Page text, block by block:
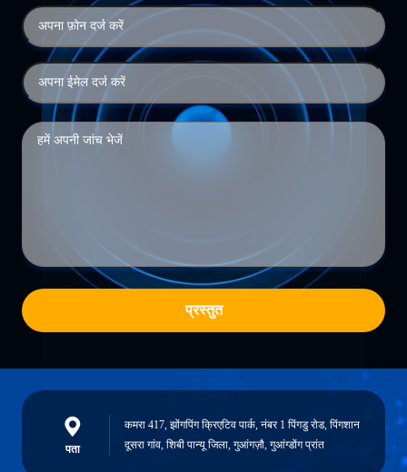
प्रस्तुत
पता
कमरा 417, झोंगपिंग क्रिएटिव पार्क, नंबर 1 पिंगडु रोड, पिंगशान
दूसरा गांव, शिबी पान्यू जिला, गुआंगज़ौ, गुआंग्डोंग प्रांत